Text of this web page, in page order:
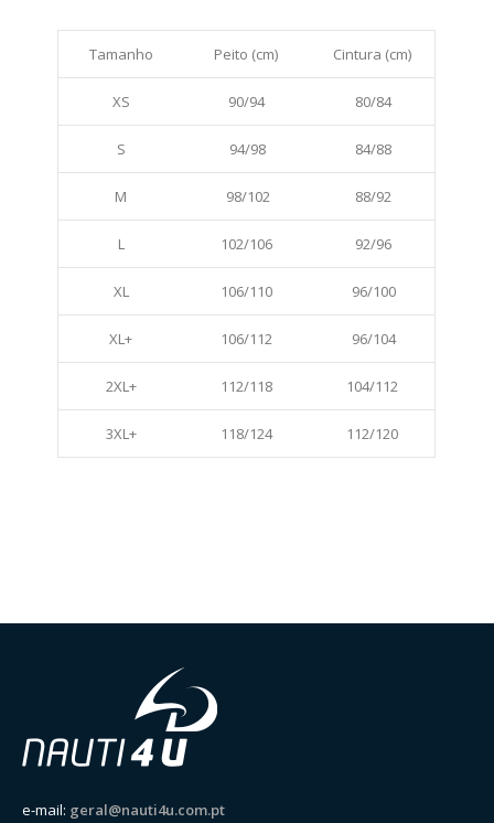
Tamanho Peito (cm) Cintura (cm)
XS 90/94 80/84
S 94/98 84/88
M 98/102 88/92
L 102/106 92/96
XL 106/110 96/100
XL+ 106/112 96/104
2XL+ 112/118 104/112
3XL+ 118/124 112/120
e-mail: geral@nauti4u.com.pt